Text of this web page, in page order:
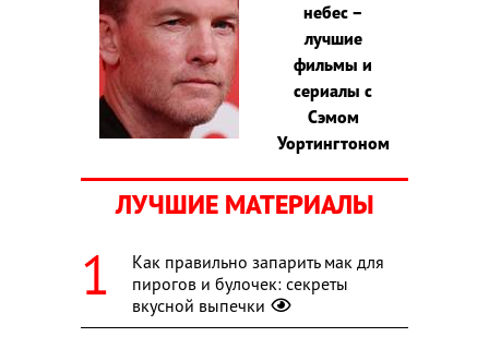
небес –
лучшие
фильмы и
сериалы с
Сэмом
Уортингтоном
ЛУЧШИЕ МАТЕРИАЛЫ
Как правильно запарить мак для
пирогов и булочек: секреты
вкусной выпечки